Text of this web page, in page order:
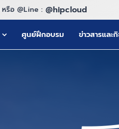
หรือ @Line : @hipcloud
ศูนย์ฝึกอบรม ข่าวสารและ